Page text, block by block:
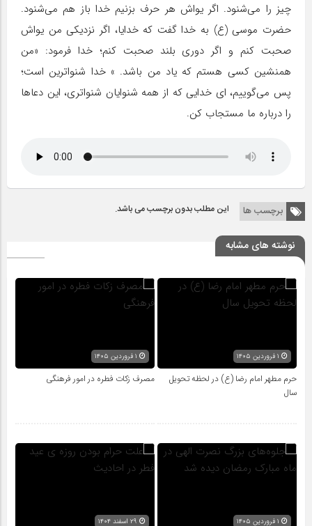
چیز را می‌شنود. اگر یواش هر حرف بزنیم خدا باز هم می‌شنود.
حضرت موسی (ع) به خدا گفت که خدایا، اگر نزدیکی من یواش
صحبت کنم و اگر دوری بلند صحبت کنم؛ خدا فرمود: «من
همنشین کسی هستم که یاد من باشد. » خدا شنواترین است؛
پس می‌گوییم، ای خدایی که از همه شنوایان شنواتری، این دعاها
را درباره ما مستجاب کن.
برچسب ها این مطلب بدون برچسب می باشد.
نوشته های مشابه
حرم مطهر امام رضا (ع) در لحظه تحویل
سال
مصرف زکات فطره در امور فرهنگی